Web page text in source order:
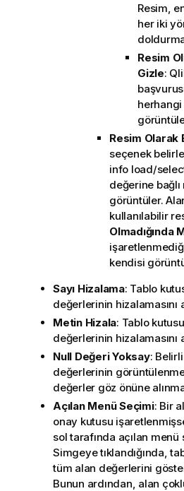
Resim,
her iki
Resim
Gizle:
Resim Olarak
seçenek
info load/
değerine
görüntüler.
kullanılabilir
Olmadığında
kendisi
Sayı Hizalama: Tablo
değerlerinin hizalamasını
Metin Hizala: Tablo
değerlerinin hizalamasını
Null Değeri Yoksay: Belirli
değerlerinin
değerler göz önüne
Açılan Menü Seçimi: Bir
onay kutusu
sol tarafında açılan
Simgeye tıklandığında,
tüm alan değerlerini
Bunun ardından, alan